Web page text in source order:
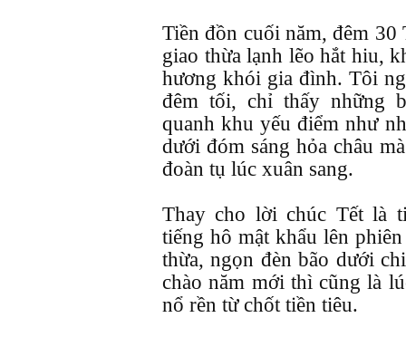
Tiền đồn cuối năm, đêm
giao thừa lạnh lẽo hắt hiu,
hương khói gia đình. Tôi
đêm tối, chỉ thấy những
quanh khu yếu điểm như
dưới đóm sáng hỏa châu
đoàn tụ lúc xuân sang.
Thay cho lời chúc Tết là
tiếng hô mật khẩu lên
thừa, ngọn đèn bão dưới
chào năm mới thì cũng là
nổ rền từ chốt tiền tiêu.